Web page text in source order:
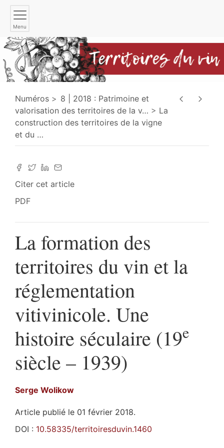
Menu
Numéros
8 | 2018 : Patrimoine et
valorisation des territoires de la v…
La
construction des territoires de la vigne
et du …
Citer cet article
PDF
La formation des
territoires du vin et la
réglementation
vitivinicole. Une
histoire séculaire (19e
siècle – 1939)
Serge Wolikow
Article publié le 01 février 2018.
DOI : 10.58335/territoiresduvin.1460